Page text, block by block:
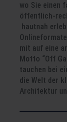
wo Sie einen
öffentlich-
hautnah
mit auf eine
Motto “Off
tauchen bei
die Welt der
Architektur